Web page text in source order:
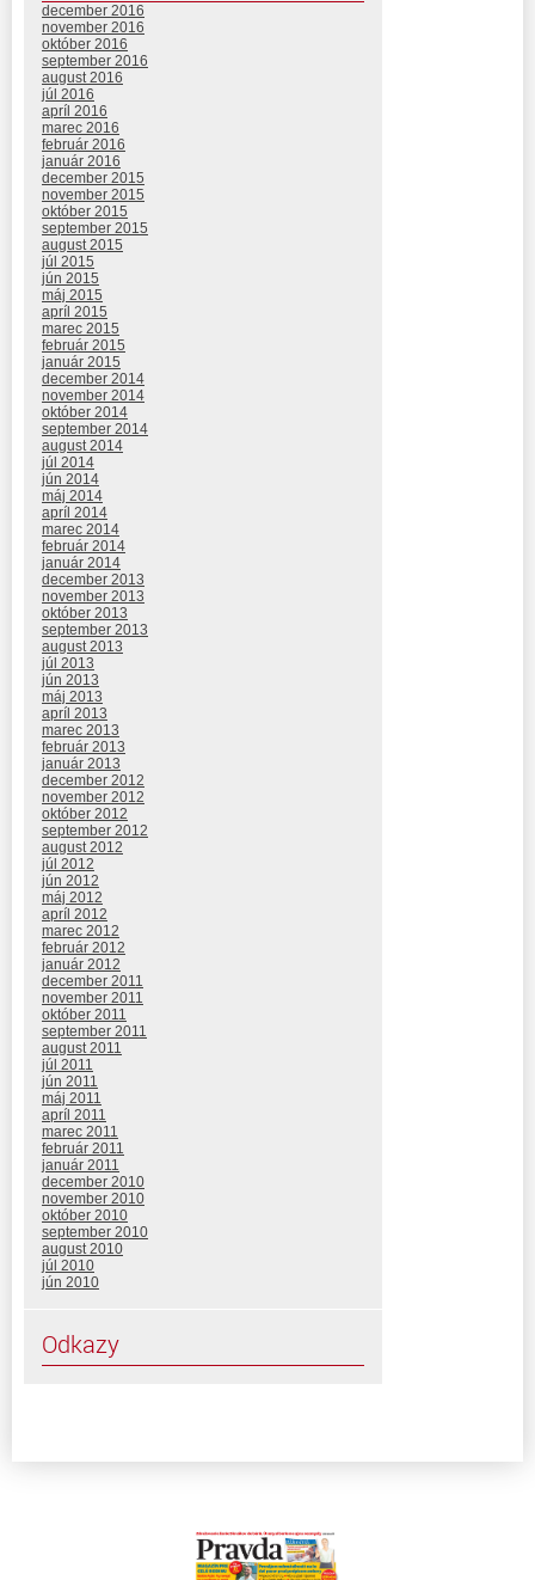
december 2016
november 2016
október 2016
september 2016
august 2016
júl 2016
apríl 2016
marec 2016
február 2016
január 2016
december 2015
november 2015
október 2015
september 2015
august 2015
júl 2015
jún 2015
máj 2015
apríl 2015
marec 2015
február 2015
január 2015
december 2014
november 2014
október 2014
september 2014
august 2014
júl 2014
jún 2014
máj 2014
apríl 2014
marec 2014
február 2014
január 2014
december 2013
november 2013
október 2013
september 2013
august 2013
júl 2013
jún 2013
máj 2013
apríl 2013
marec 2013
február 2013
január 2013
december 2012
november 2012
október 2012
september 2012
august 2012
júl 2012
jún 2012
máj 2012
apríl 2012
marec 2012
február 2012
január 2012
december 2011
november 2011
október 2011
september 2011
august 2011
júl 2011
jún 2011
máj 2011
apríl 2011
marec 2011
február 2011
január 2011
december 2010
november 2010
október 2010
september 2010
august 2010
júl 2010
jún 2010
Odkazy